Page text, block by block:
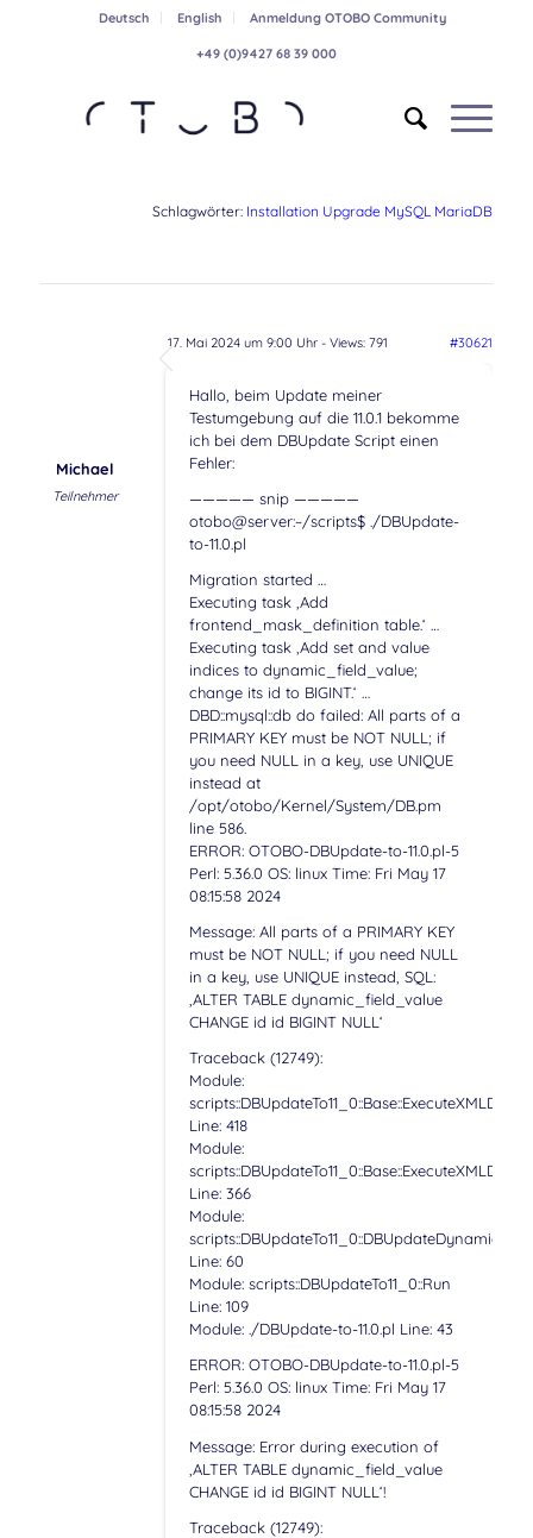
Deutsch English Anmeldung OTOBO Community
+49 (0)9427 68 39 000
Schlagwörter: Installation Upgrade MySQL MariaDB
17. Mai 2024 um 9:00 Uhr- Views: 791 #30621
Michael
Teilnehmer
Hallo, beim Update meiner
Testumgebung auf die 11.0.1 bekomme
ich bei dem DBUpdate Script einen
Fehler:
————— snip —————
otobo@server:~/scripts$ ./DBUpdate-
to-11.0.pl
Migration started …
Executing task ‚Add
frontend_mask_definition table.‘ …
Executing task ‚Add set and value
indices to dynamic_field_value;
change its id to BIGINT.‘ …
DBD::mysql::db do failed: All parts of a
PRIMARY KEY must be NOT NULL; if
you need NULL in a key, use UNIQUE
instead at
/opt/otobo/Kernel/System/DB.pm
line 586.
ERROR: OTOBO-DBUpdate-to-11.0.pl-5
Perl: 5.36.0 OS: linux Time: Fri May 17
08:15:58 2024
Message: All parts of a PRIMARY KEY
must be NOT NULL; if you need NULL
in a key, use UNIQUE instead, SQL:
‚ALTER TABLE dynamic_field_value
CHANGE id id BIGINT NULL‘
Traceback (12749):
Module:
Line: 418
Module:
Line: 366
Module:
Line: 60
Module: scripts::DBUpdateTo11_0::Run
Line: 109
Module: ./DBUpdate-to-11.0.pl Line: 43
ERROR: OTOBO-DBUpdate-to-11.0.pl-5
Perl: 5.36.0 OS: linux Time: Fri May 17
08:15:58 2024
Message: Error during execution of
‚ALTER TABLE dynamic_field_value
CHANGE id id BIGINT NULL‘!
Traceback (12749):